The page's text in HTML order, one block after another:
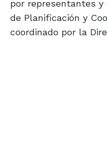
por representantes y
de Planificación y
coordinado por la